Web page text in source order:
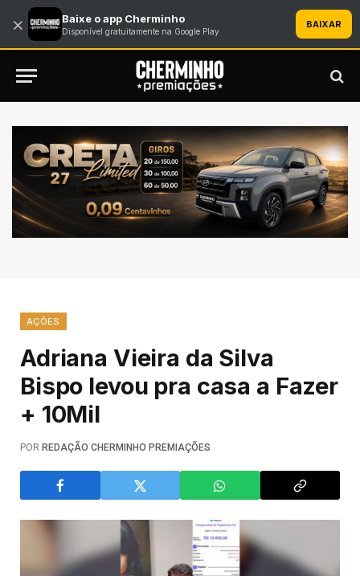
AÇÕES
Adriana Vieira da Silva
Bispo levou pra casa a Fazer
+ 10Mil
POR REDAÇÃO CHERMINHO PREMIAÇÕES
× Baixe o app Cherminho
Disponível gratuitamente na Google Play
BAIXAR